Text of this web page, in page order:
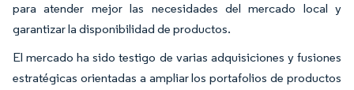
para atender mejor las necesidades del mercado local y
garantizar la disponibilidad de productos.
El mercado ha sido testigo de varias adquisiciones y fusiones
estratégicas orientadas a ampliar los portafolios de productos